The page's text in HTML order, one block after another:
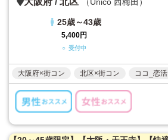
25歳～43歳
5,400円
○ 受付中
大阪府×街コン 北区×街コン ココ_恋活